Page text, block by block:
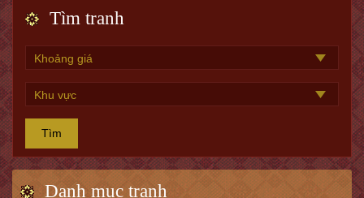
Tìm tranh
Tìm
Danh mục tranh